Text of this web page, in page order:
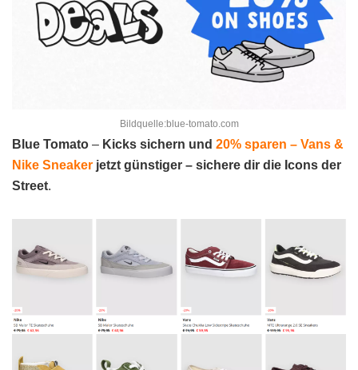
Bildquelle:blue-tomato.com
Blue Tomato – Kicks sichern und 20% sparen – Vans &
Nike Sneaker jetzt günstiger – sichere dir die Icons der
Street.